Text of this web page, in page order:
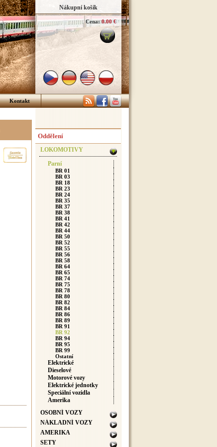
Nákupní košík
Cena: 0.00 €
Kontakt
Oddělení
LOKOMOTIVY
Parní
BR 01
BR 03
BR 18
BR 23
BR 24
BR 35
BR 37
BR 38
BR 41
BR 42
BR 44
BR 50
BR 52
BR 55
BR 56
BR 58
BR 64
BR 65
BR 74
BR 75
BR 78
BR 80
BR 82
BR 84
BR 86
BR 89
BR 91
BR 92
BR 94
BR 95
BR 99
Ostatní
Elektrické
Dieselové
Motorové vozy
Elektrické jednotky
Speciální vozidla
Amerika
OSOBNÍ VOZY
NÁKLADNÍ VOZY
AMERIKA
SETY